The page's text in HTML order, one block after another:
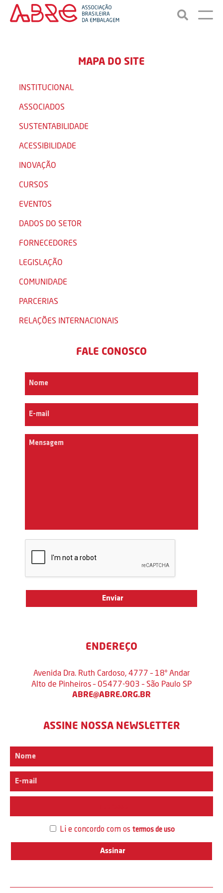
MAPA DO SITE
INSTITUCIONAL
ASSOCIADOS
SUSTENTABILIDADE
ACESSIBILIDADE
INOVAÇÃO
CURSOS
EVENTOS
DADOS DO SETOR
FORNECEDORES
LEGISLAÇÃO
COMUNIDADE
PARCERIAS
RELAÇÕES INTERNACIONAIS
FALE CONOSCO
ENDEREÇO
Avenida Dra. Ruth Cardoso, 4777 – 18º Andar
Alto de Pinheiros – 05477-903 – São Paulo SP
ABRE@ABRE.ORG.BR
ASSINE NOSSA NEWSLETTER
Li e concordo com os termos de uso